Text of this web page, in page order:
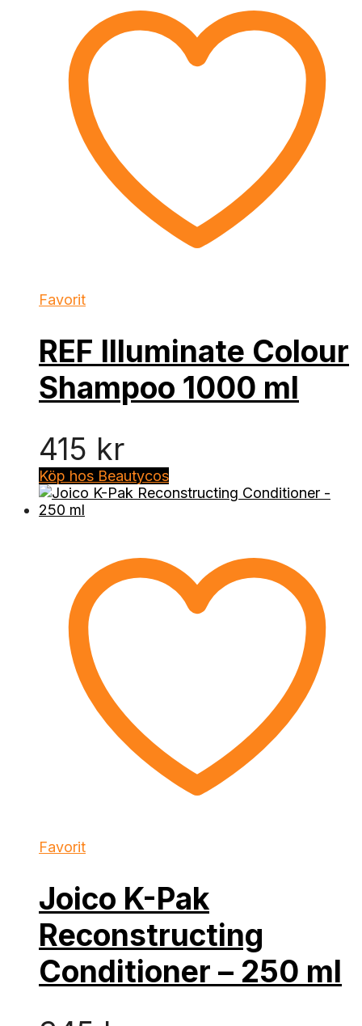
Favorit
REF Illuminate Colour
Shampoo 1000 ml
415 kr
Köp hos Beautycos
Favorit
Joico K-Pak
Reconstructing
Conditioner – 250 ml